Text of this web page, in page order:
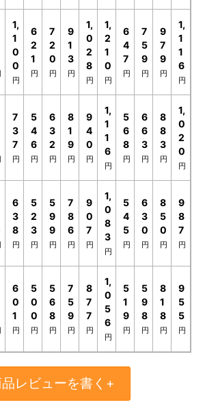
1,
1
0
0
円
6
2
1
円
7
2
0
円
9
1
3
円
1,
0
2
8
円
1,
2
1
0
円
6
4
7
円
7
5
9
円
9
7
9
円
1,
1
1
6
円
7
3
7
円
5
4
6
円
6
3
2
円
8
1
9
円
9
4
0
円
1,
1
1
6
円
5
6
8
円
6
6
3
円
8
8
3
円
1,
0
2
0
円
6
3
8
円
5
2
3
円
5
9
9
円
7
8
6
円
9
0
7
円
1,
0
8
3
円
5
4
5
円
6
3
0
円
8
5
0
円
9
8
7
円
6
0
1
円
5
0
0
円
5
6
8
円
7
5
9
円
8
7
7
円
1,
0
5
6
円
5
1
9
円
5
9
8
円
8
1
8
円
9
5
5
円
レビューを書く+